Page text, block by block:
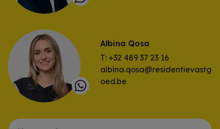
Albina Qosa
T: +32 489 37 23 16
albina.qosa@residentievastg
oed.be